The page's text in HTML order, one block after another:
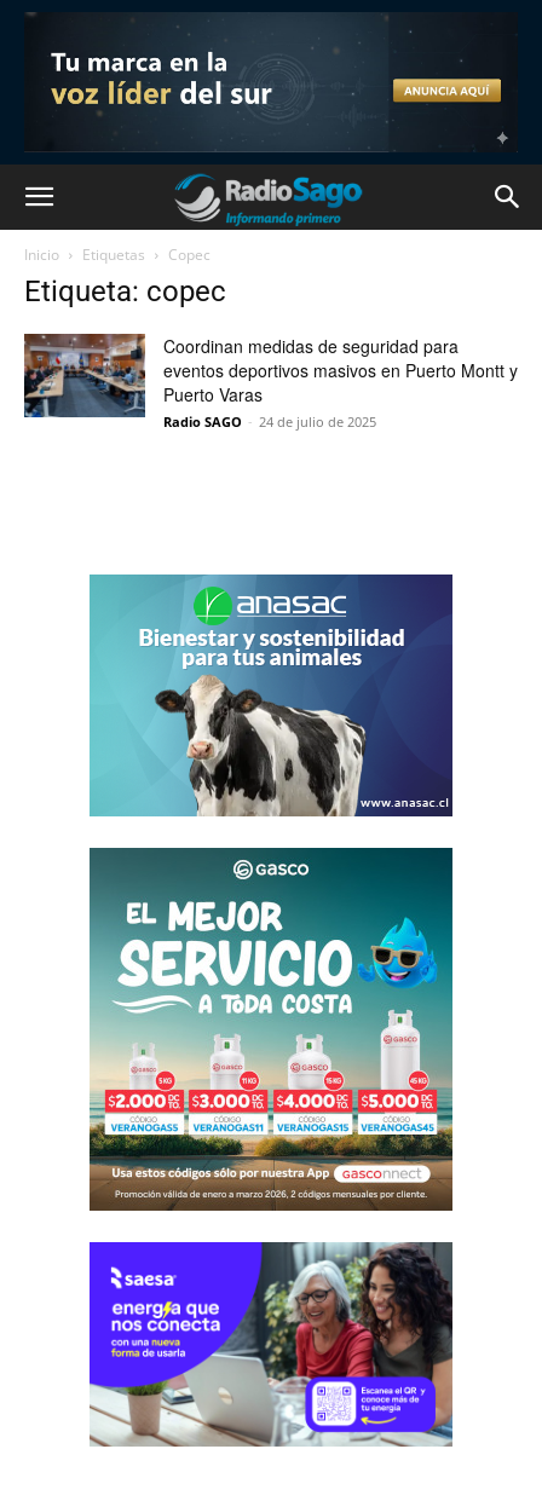
Inicio Etiquetas Copec
Etiqueta: copec
Coordinan medidas de seguridad para
eventos deportivos masivos en Puerto Montt y
Puerto Varas
Radio SAGO - 24 de julio de 2025